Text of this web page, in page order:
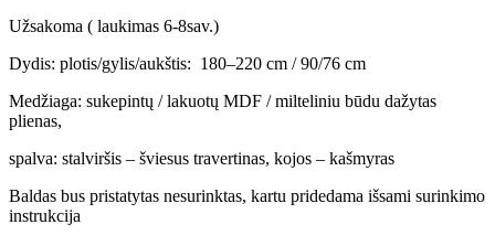
Užsakoma ( laukimas 6-8sav.)
Dydis: plotis/gylis/aukštis: 180–220 cm / 90/76 cm
Medžiaga: sukepintų / lakuotų MDF / milteliniu būdu dažytas
plienas,
spalva: stalviršis – šviesus travertinas, kojos – kašmyras
Baldas bus pristatytas nesurinktas, kartu pridedama išsami surinkimo
instrukcija